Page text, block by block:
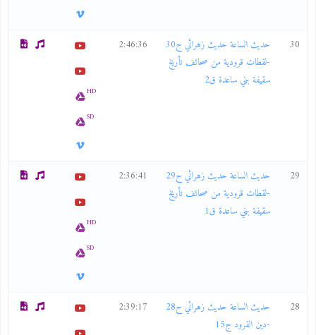
30
حديث الساعة حديث زهرائي ح30
-لقطات قرودية من صحائف تأريخ
سقيفة بني ساعدة ق2
2:46:36
HD
SD
29
حديث الساعة حديث زهرائي ح29
-لقطات قرودية من صحائف تأريخ
سقيفة بني ساعدة ق1
2:36:41
HD
SD
28
حديث الساعة حديث زهرائي ح28
-دين القرود ج15
2:39:17